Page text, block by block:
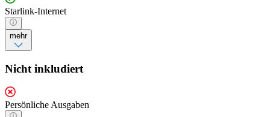
Starlink-Internet
mehr
Nicht inkludiert
Persönliche Ausgaben